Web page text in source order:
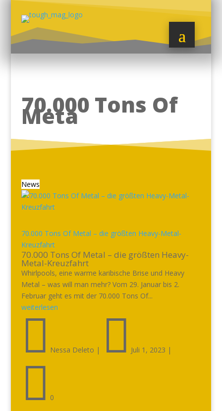
70.000 Tons Of
Meta
News
70.000 Tons Of Metal – die größten Heavy-Metal-
Kreuzfahrt
70.000 Tons Of Metal – die größten Heavy-
Metal-Kreuzfahrt
Whirlpools, eine warme karibische Brise und Heavy
Metal – was will man mehr? Vom 29. Januar bis 2.
Februar geht es mit der 70.000 Tons Of...
weiterlesen
 Nessa Deleto |  Juli 1, 2023 |
 0